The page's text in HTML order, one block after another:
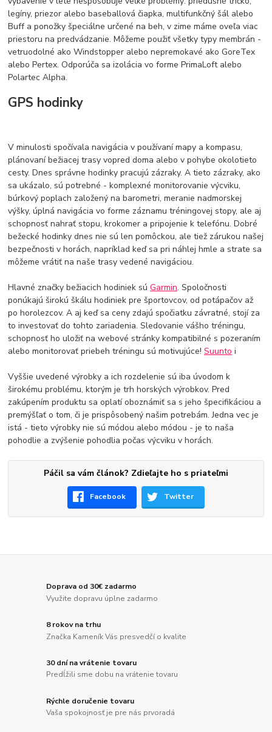
legíny, priezor alebo baseballová čiapka, multifunkčný šál alebo
Buff a ponožky špeciálne určené na beh, v zime máme oveľa viac
priestoru na predvádzanie. Môžeme použiť všetky typy membrán -
vetruodolné ako Windstopper alebo nepremokavé ako GoreTex
alebo Pertex. Odporúča sa izolácia vo forme PrimaLoft alebo
Polartec Alpha.
GPS hodinky
V minulosti spočívala navigácia v používaní mapy a kompasu,
plánovaní bežiacej trasy vopred doma alebo v pohybe okolotieto
cesty. Dnes správne hodinky pracujú zázraky. A tieto zázraky, ako
sa ukázalo, sú potrebné - komplexné monitorovanie výcviku,
búrkový poplach založený na barometri, meranie nadmorskej
výšky, úplná navigácia vo forme záznamu tréningovej stopy, ale aj
schopnosť nahrať stopu, krokomer a pripojenie k telefónu. Dobré
bežecké hodinky dnes nie sú len pomôckou, ale tiež zárukou našej
bezpečnosti v horách, napríklad keď sa pri náhlej hmle a strate sa
môžeme vrátiť na naše trasy vedené navigáciou.
Hlavné značky bežiacich hodiniek súGarmin. Spoločnosti
ponúkajú širokú škálu hodiniek pre športovcov, od potápačov až
po horolezcov. A aj keď sa ceny zdajú spočiatku závratné, stojí za
to investovať do tohto zariadenia. Sledovanie vášho tréningu,
schopnosť ho uložiť na webové stránky kompatibilné s pozeraním
alebo monitorovať priebeh tréningu sú motivujúce!Suunto i
Vyššie uvedené výrobky a ich rozdelenie sú iba úvodom k
širokému problému, ktorým je trh horských výrobkov. Pred
zakúpením produktu sa oplatí oboznámiť sa s jeho špecifikáciou a
premýšľať o tom, či je prispôsobený našim potrebám. Jedna vec je
istá - tieto výrobky nie sú módou alebo módou - je to naša
pohodlie a zvýšenie pohodlia počas výcviku v horách.
Páčil sa vám článok? Zdieľajte ho s priateľmi
Facebook Twitter
Doprava od 30€ zadarmo
Využite dopravu úplne zadarmo
8 rokov na trhu
Značka Kameník Vás presvedčí o kvalite
30 dní na vrátenie tovaru
Predĺžili sme dobu na vrátenie tovaru
Rýchle doručenie tovaru
Vaša spokojnosť je pre nás prvoradá